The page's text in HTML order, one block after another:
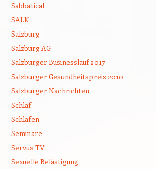
Sabbatical
SALK
Salzburg
Salzburg AG
Salzburger Businesslauf 2017
Salzburger Gesundheitspreis 2010
Salzburger Nachrichten
Schlaf
Schlafen
Seminare
Servus TV
Sexuelle Belästigung